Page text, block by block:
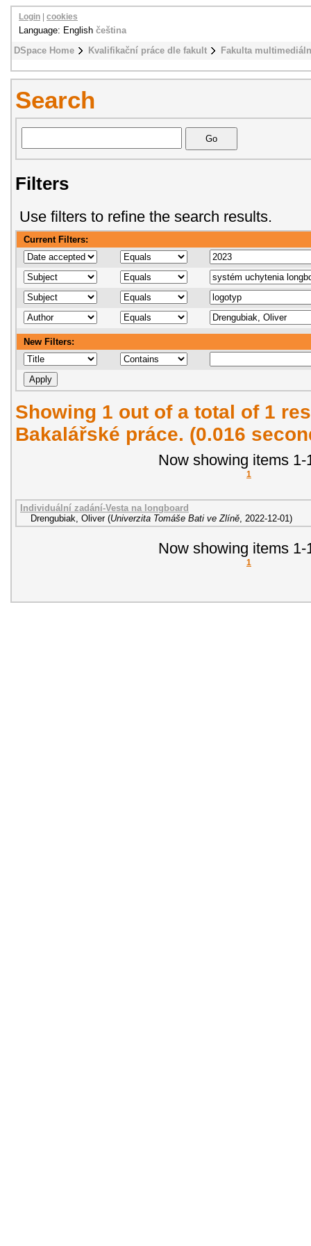
DSpace Home Kvalifikační práce dle fakult Fakulta
Login cookies
Language: English čeština
Search
Filters
Use filters to refine the search results.
Current Filters:
New Filters:
Showing 1 out of a total of 1
Bakalářské práce. (0.016
Now showing items 1-
1
Individuální zadání-Vesta na longboard
Drengubiak, Oliver (Univerzita Tomáše Bati ve Zlíně, 2022-12-01)
Now showing items 1-
1